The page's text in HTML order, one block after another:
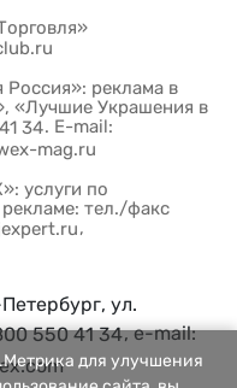
реклама в
«Лучшие Украшения в
34. E-mail:
mag.ru
услуги по
тел./факс
,
ул.
550 41 34, e-mail:
для улучшения